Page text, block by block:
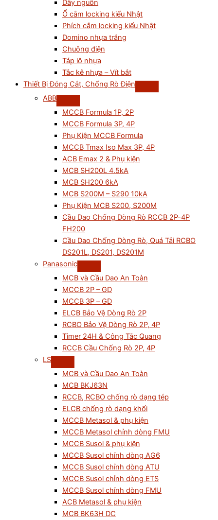
Dây nguồn
Ổ cắm locking kiểu Nhật
Phích cắm locking kiểu Nhật
Domino nhựa trắng
Chuông điện
Táp lô nhựa
Tắc kê nhựa – Vít bắt
Thiết Bị Đóng Cắt, Chống Rò Điện
ABB
MCCB Formula 1P, 2P
MCCB Formula 3P, 4P
Phụ Kiện MCCB Formula
MCCB Tmax Iso Max 3P, 4P
ACB Emax 2 & Phụ kiện
MCB SH200L 4.5kA
MCB SH200 6kA
MCB S200M – S290 10kA
Phụ Kiện MCB S200, S200M
Cầu Dao Chống Dòng Rò RCCB 2P-4P
FH200
Cầu Dao Chống Dòng Rò, Quá Tải RCBO
DS201L, DS201, DS201M
Panasonic
MCB và Cầu Dao An Toàn
MCCB 2P – GD
MCCB 3P – GD
ELCB Bảo Vệ Dòng Rò 2P
RCBO Bảo Vệ Dòng Rò 2P, 4P
Timer 24H & Công Tắc Quang
RCCB Cầu Chống Rò 2P, 4P
LS
MCB và Cầu Dao An Toàn
MCB BKJ63N
RCCB, RCBO chống rò dạng tép
ELCB chống rò dạng khối
MCCB Metasol & phụ kiện
MCCB Metasol chỉnh dòng FMU
MCCB Susol & phụ kiện
MCCB Susol chỉnh dòng AG6
MCCB Susol chỉnh dòng ATU
MCCB Susol chỉnh dòng ETS
MCCB Susol chỉnh dòng FMU
ACB Metasol & phụ kiện
MCB BK63H DC